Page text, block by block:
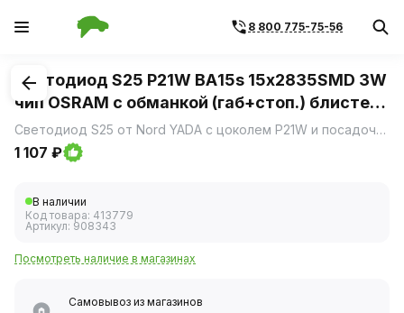
8 800 775-75-56
1/1
Светодиод S25 Р21W ВА15s 15х2835SMD 3W
чип OSRAM с обманкой (габ+стоп.) блистер
(Nord YADA)
Светодиод S25 от Nord YADA с цоколем Р21W и посадочным гнездом ВА15s представляет собой надежное и эффективное решение для автомобильных габаритных огней и стоп-сигналов.
1 107 ₽
В наличии
Код товара: 413779
Артикул: 908343
Посмотреть наличие в магазинах
Самовывоз из магазинов